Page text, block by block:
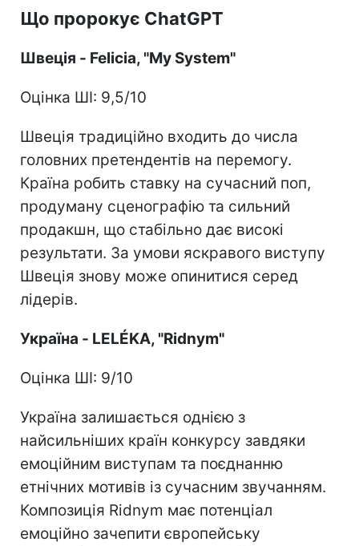
Що пророкує ChatGPT
Швеція - Felicia, "My System"
Оцінка ШІ: 9,5/10
Швеція традиційно входить до числа
головних претендентів на перемогу.
Країна робить ставку на сучасний поп,
продуману сценографію та сильний
продакшн, що стабільно дає високі
результати. За умови яскравого виступу
Швеція знову може опинитися серед
лідерів.
Україна - LELÉKA, "Ridnym"
Оцінка ШІ: 9/10
Україна залишається однією з
найсильніших країн конкурсу завдяки
емоційним виступам та поєднанню
етнічних мотивів із сучасним звучанням.
Композиція Ridnym має потенціал
емоційно зачепити європейську